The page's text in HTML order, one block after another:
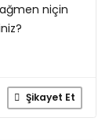
niçin
Şikayet Et